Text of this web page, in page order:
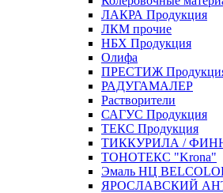
ЛАКРА Продукция
ЛКМ прочие
НБХ Продукция
Олифа
ПРЕСТИЖ
РАДУГАМАЛЕР
Растворители
САГУС Продукция
ТЕКС Продукция
ТИККУРИЛА /
ТОНОТЕКС "Krona"
Эмаль НЦ
ЯРОСЛАВСКИЙ